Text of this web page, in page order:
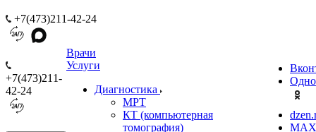
+7(473)211-42-24
+7(473)211-
42-24
Врачи
Услуги
Диагностика
МРТ
КТ (компьютерная
томография)